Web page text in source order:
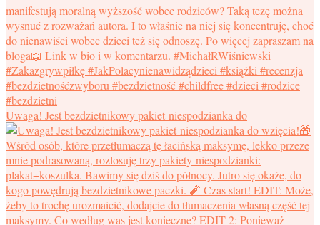
Uwaga! Jest bezdzietnikowy pakiet-niespodzianka do